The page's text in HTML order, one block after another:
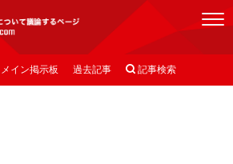
するページ
メイン掲示板 過去記事  記事検索